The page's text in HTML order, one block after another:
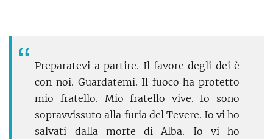
Preparatevi a partire. Il favore degli dei è
con noi. Guardatemi. Il fuoco ha protetto
mio fratello. Mio fratello vive. Io sono
sopravvissuto alla furia del Tevere. Io vi ho
salvati dalla morte di Alba. Io vi ho